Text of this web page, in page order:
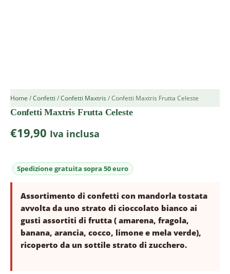
Home /Confetti /Confetti Maxtris / Confetti Maxtris Frutta Celeste
Confetti Maxtris Frutta Celeste
€19,90 Iva inclusa
Assortimento di confetti con mandorla tostata
avvolta da uno strato di cioccolato bianco ai
gusti assortiti di frutta ( amarena, fragola,
banana, arancia, cocco, limone e mela verde),
ricoperto da un sottile strato di zucchero.